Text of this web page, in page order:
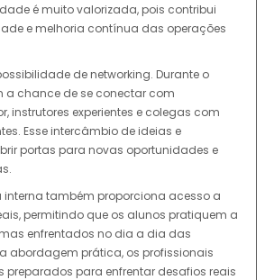
é muito valorizada, pois contribui
e melhoria contínua das operações
de networking. Durante o
a chance de se conectar com
instrutores experientes e colegas com
Esse intercâmbio de ideias e
portas para novas oportunidades e
interna também proporciona acesso a
permitindo que os alunos pratiquem a
enfrentados no dia a dia das
abordagem prática, os profissionais
preparados para enfrentar desafios reais